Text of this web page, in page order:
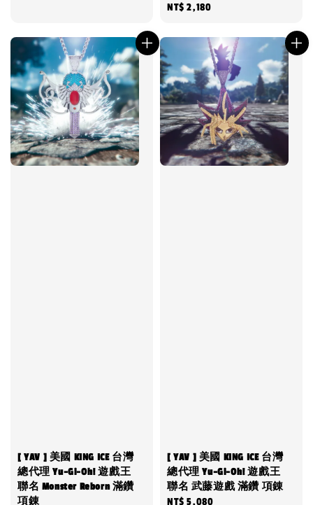
Regular
NT$ 2,180
[ YAV ] 美國 KING ICE 台灣
總代理 Yu-Gi-Oh! 遊戲王
聯名 Monster Reborn 滿鑽
項錬
[ YAV ] 美國 KING ICE 台灣
總代理 Yu-Gi-Oh! 遊戲王
聯名 武藤遊戲 滿鑽 項錬
Regular
NT$ 5,080